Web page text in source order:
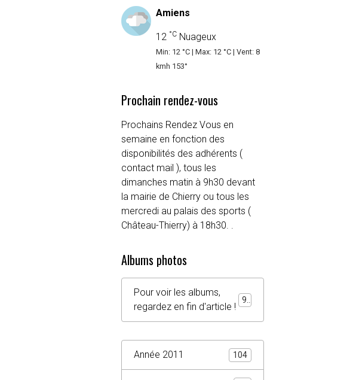
Amiens
12 °CNuageux
Min: 12 °C | Max: 12 °C | Vent: 8
kmh 153°
Prochain rendez-vous
Prochains Rendez Vous en
semaine en fonction des
disponibilités des adhérents (
contact mail ), tous les
dimanches matin à 9h30 devant
la mairie de Chierry ou tous les
mercredi au palais des sports (
Château-Thierry) à 18h30. .
Albums photos
Pour voir les albums,
regardez en fin d'article !
Année 2011 104